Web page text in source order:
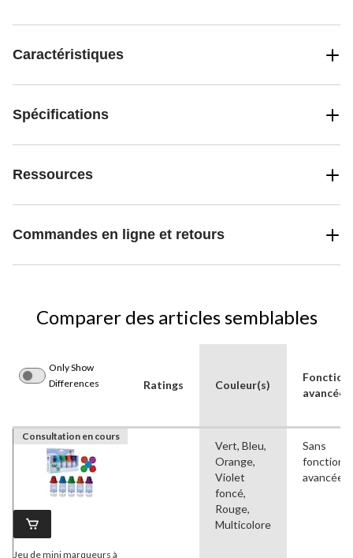
Caractéristiques
Spécifications
Ressources
Commandes en ligne et retours
Comparer des articles semblables
Only Show
Differences
Ratings Couleur(s)
avancées
Consultation en cours
Jeu de mini marqueurs à
Vert, Bleu,
Orange,
Violet
foncé,
Rouge,
Multicolore
Sans
avancées